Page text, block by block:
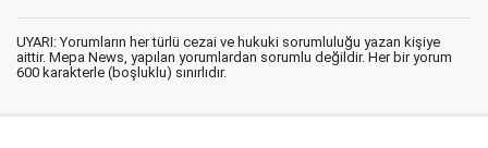
UYARI: Yorumların her türlü cezai ve hukuki sorumluluğu yazan kişiye
aittir. Mepa News, yapılan yorumlardan sorumlu değildir. Her bir yorum
600 karakterle (boşluklu) sınırlıdır.